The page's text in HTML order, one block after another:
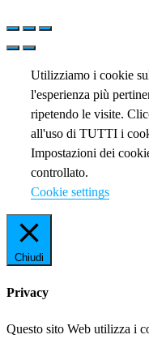
Utilizziamo i cookie
l'esperienza più
ripetendo le visite.
all'uso di TUTTI i
Impostazioni dei
controllato.
Cookie settings
Chiudi
Privacy
Questo sito Web utilizza i